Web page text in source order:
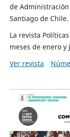
de
Santiago de Chile.
La revista
meses de enero
Ver revista